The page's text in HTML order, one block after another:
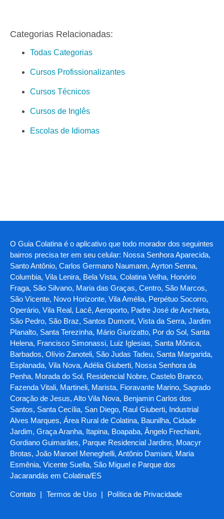
Categorias Relacionadas:
Todas Categorias
Cursos Profissionalizantes
Cursos Técnicos
Cursos de Inglês
Escolas de Idiomas
O Guia Colatina é o aplicativo que todo morador dos seguintes
bairros precisa ter em seu celular: Nossa Senhora Aparecida,
Santo Antônio, Carlos Germano Naumann, Ayrton Senna,
Columbia, Vila Lenira, Bela Vista, Colatina Velha, Honório
Fraga, São Silvano, Maria das Graças, Centro, São Marcos,
São Vicente, Novo Horizonte, Vila Amélia, Perpétuo Socorro,
Operário, Vila Real, Lacê, Aeroporto, Padre José de Anchieta,
São Pedro, São Braz, Santos Dumont, Vista da Serra, Jardim
Planalto, Santa Terezinha, Mário Giurizatto, Por do Sol, Santa
Helena, Francisco Simonassi, Luiz Iglesias, Santa Mônica,
Barbados, Olívio Zanoteli, São Judas Tadeu, Santa Margarida,
Esplanada, Vila Nova, Adélia Giuberti, Nossa Senhora da
Penha, Morada do Sol, Residencial Nobre, Castelo Branco,
Fazenda Vitali, Martineli, Marista, Fioravante Marino, Sagrado
Coração de Jesus, Alto Vila Nova, Benjamin Carlos dos
Santos, Santa Cecília, San Diego, Raul Giuberti, Industrial
Alves Marques, Área Rural de Colatina, Baunilha, Cidade
Jardim, Graça Aranha, Itapina, Boapaba, Ângelo Frechiani,
Gordiano Guimarães, Parque Residencial Jardins, Moacyr
Brotas, João Manoel Meneghelli, Antônio Damiani, Maria
Esmênia, Vicente Suella, São Miguel e Parque dos
Jacarandás em Colatina/ES
Contato | Termos de Uso | Política de Privacidade